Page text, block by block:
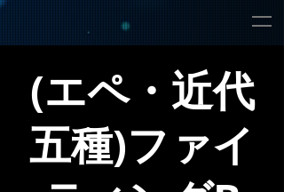
(エペ・近代
五種)ファイ